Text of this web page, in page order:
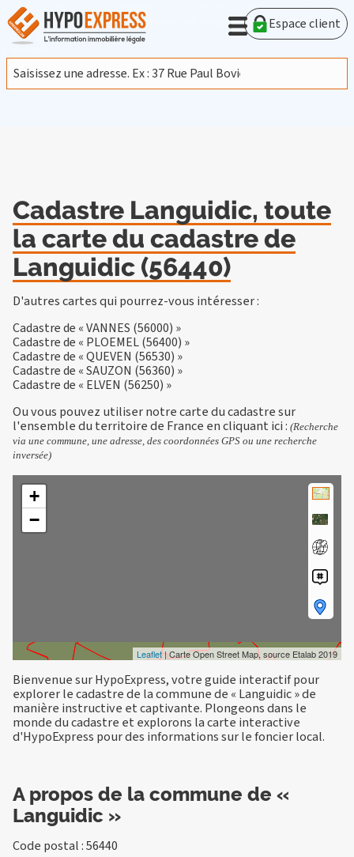
En poursuivant votre navigation sur ce site, vous acceptez
l'utilisation de cookies provenant de Google afin d'analyser le
trafic.En savoir plus
J'accepte
Espace client
Cadastre Languidic, toute
la carte du cadastre de
Languidic (56440)
D'autres cartes qui pourrez-vous intéresser :
Cadastre de « VANNES (56000) »
Cadastre de « PLOEMEL (56400) »
Cadastre de « QUEVEN (56530) »
Cadastre de « SAUZON (56360) »
Cadastre de « ELVEN (56250) »
Ou vous pouvez utiliser notre carte du cadastre sur
l'ensemble du territoire de France encliquant ici: (Recherche
via une commune, une adresse, des coordonnées GPS ou une recherche
inversée)
+
−
Leaflet| Carte Open Street Map, source Etalab 2019
Bienvenue sur HypoExpress, votre guide interactif pour
explorer le cadastre de la commune de « Languidic » de
manière instructive et captivante. Plongeons dans le
monde du cadastre et explorons la carte interactive
d'HypoExpress pour des informations sur le foncier local.
A propos de la commune de «
Languidic »
Code postal : 56440